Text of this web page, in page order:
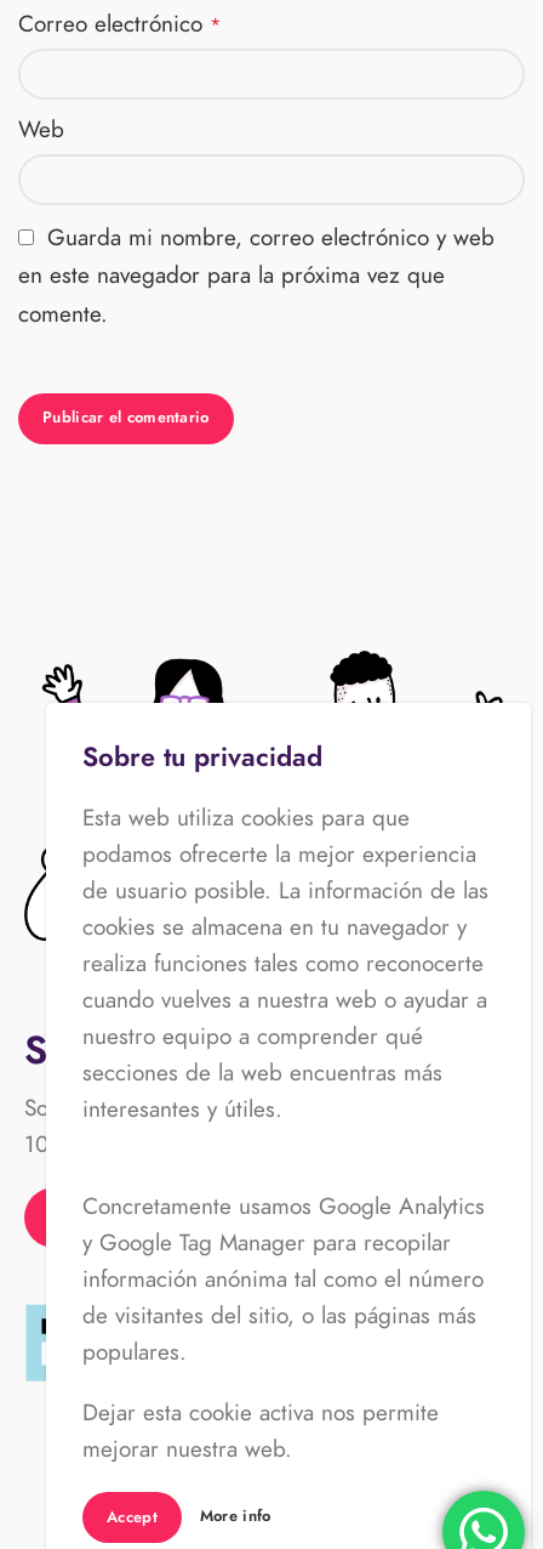
Correo electrónico *
Web
Guarda mi nombre, correo electrónico y web
en este navegador para la próxima vez que
comente.
Saluda al equipo
Somos un equipo plural, alegre y que trabaja
100% en remoto. ¡Pásate a saludarnos en redes!
Aviso Legal
Sobre tu privacidad
Esta web utiliza cookies para que
podamos ofrecerte la mejor experiencia
de usuario posible. La información de las
cookies se almacena en tu navegador y
realiza funciones tales como reconocerte
cuando vuelves a nuestra web o ayudar a
nuestro equipo a comprender qué
secciones de la web encuentras más
interesantes y útiles.
Concretamente usamos Google Analytics
y Google Tag Manager para recopilar
información anónima tal como el número
de visitantes del sitio, o las páginas más
populares.
Dejar esta cookie activa nos permite
mejorar nuestra web.
Accept More info